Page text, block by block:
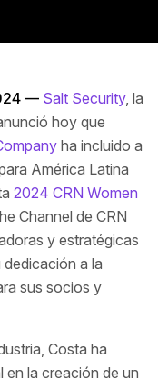
— Salt Security, la
hoy que
ha incluido a
América Latina
2024 CRN Women
Channel de CRN
y estratégicas
a la
sus socios y
Costa ha
en la creación de un